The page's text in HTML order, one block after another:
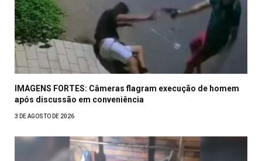
IMAGENS FORTES: Câmeras flagram execução de homem
após discussão em conveniência
3 DE AGOSTO DE 2026